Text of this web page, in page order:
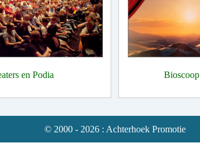
en Podia
© 2000 - 2026 : Achterhoek Promotie